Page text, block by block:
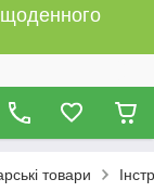
щоденного
товари